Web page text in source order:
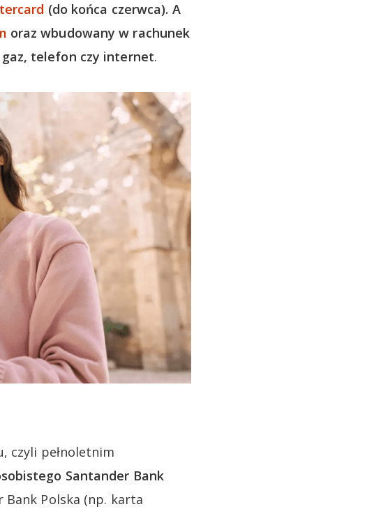
(do końca czerwca). A
oraz wbudowany w rachunek
gaz, telefon czy internet.
czyli pełnoletnim
Santander Bank
Polska (np. karta